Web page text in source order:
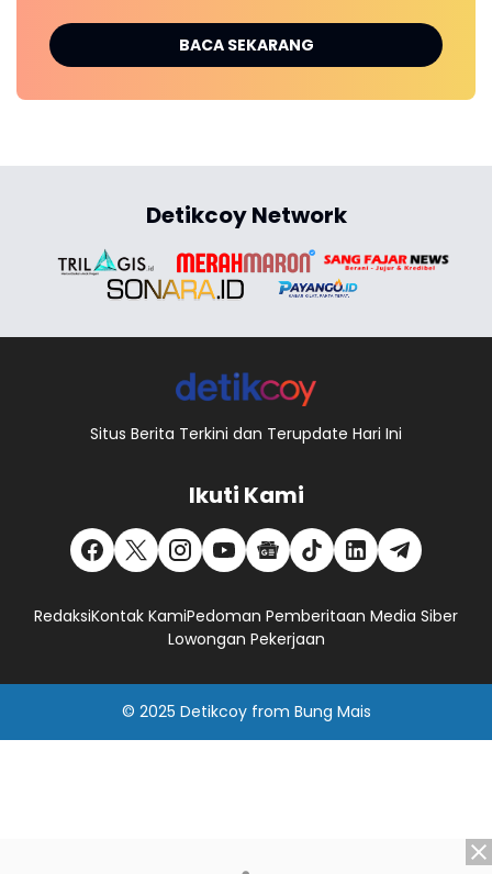
BACA SEKARANG
Detikcoy Network
Situs Berita Terkini dan Terupdate Hari Ini
Ikuti Kami
RedaksiKontak KamiPedoman Pemberitaan Media Siber
Lowongan Pekerjaan
© 2025 Detikcoyfrom Bung Mais